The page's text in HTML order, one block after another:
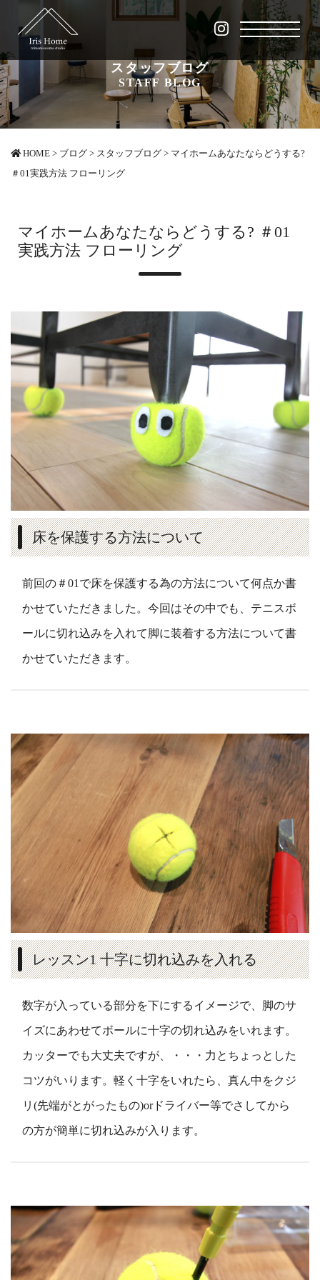
スタッフブログ
STAFF BLOG
HOME > ブログ > スタッフブログ > マイホームあなたならどうする?
＃01実践方法 フローリング
マイホームあなたならどうする? ＃01
実践方法 フローリング
床を保護する方法について
前回の＃01で床を保護する為の方法について何点か書
かせていただきました。今回はその中でも、テニスボ
ールに切れ込みを入れて脚に装着する方法について書
かせていただきます。
レッスン1 十字に切れ込みを入れる
数字が入っている部分を下にするイメージで、脚のサ
イズにあわせてボールに十字の切れ込みをいれます。
カッターでも大丈夫ですが、・・・力とちょっとした
コツがいります。軽く十字をいれたら、真ん中をクジ
リ(先端がとがったもの)orドライバー等でさしてから
の方が簡単に切れ込みが入ります。